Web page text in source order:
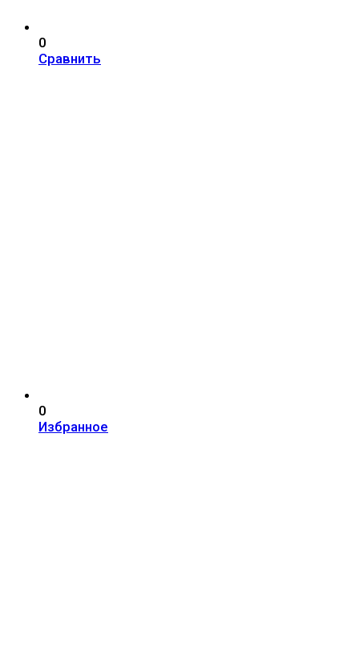
0
Сравнить
0
Избранное